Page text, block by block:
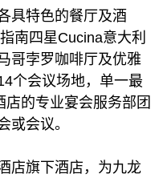
具特色的餐厅及酒
南四星Cucina意大利
哥孛罗咖啡厅及优雅
个会议场地，单一最
的专业宴会服务部团
或会议。
店旗下酒店，为九龙